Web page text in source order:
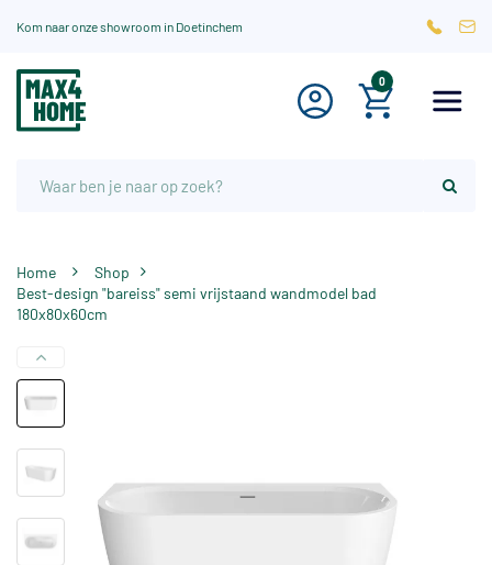
Kom naar onze showroom in Doetinchem
0
Home
Shop
Best-design "bareiss" semi vrijstaand wandmodel bad
180x80x60cm